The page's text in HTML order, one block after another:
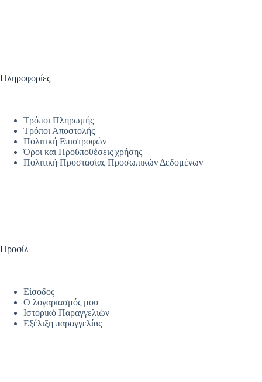
Πληροφορίες
Τρόποι Πληρωμής
Τρόποι Αποστολής
Πολιτική Επιστροφών
Όροι και Προϋποθέσεις χρήσης
Πολιτική Προστασίας Προσωπικών Δεδομένων
Προφίλ
Είσοδος
Ο λογαριασμός μου
Ιστορικό Παραγγελιών
Εξέλιξη παραγγελίας